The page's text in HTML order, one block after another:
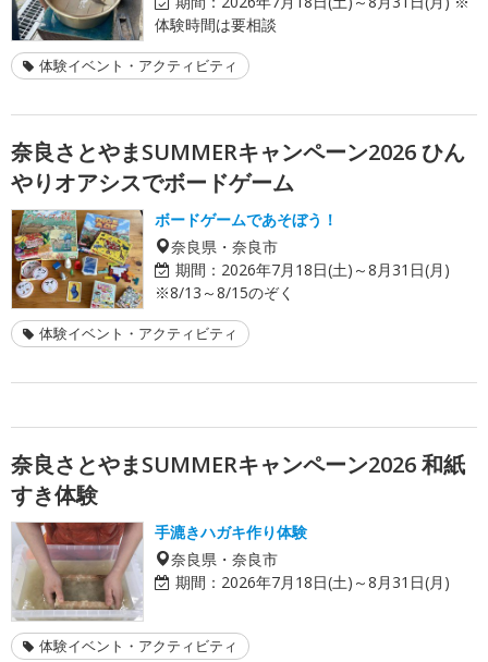
体験時間は要相談
体験イベント・アクティビティ
奈良さとやまSUMMERキャンペーン2026 ひん
やりオアシスでボードゲーム
ボードゲームであそぼう！
奈良県・奈良市
期間： 2026年7月18日(土)～8月31日(月)
※8/13～8/15のぞく
体験イベント・アクティビティ
奈良さとやまSUMMERキャンペーン2026 和紙
すき体験
手漉きハガキ作り体験
奈良県・奈良市
期間： 2026年7月18日(土)～8月31日(月)
体験イベント・アクティビティ